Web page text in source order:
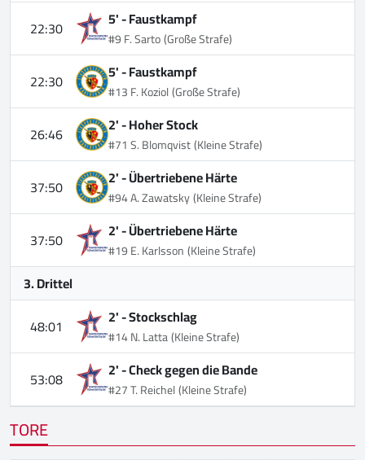
22:30 5' -Faustkampf
#9 F. Sarto(Große Strafe)
22:30 5' -Faustkampf
#13 F. Koziol(Große Strafe)
26:46 2' -Hoher Stock
#71 S. Blomqvist(Kleine Strafe)
37:50 2' -Übertriebene Härte
#94 A. Zawatsky(Kleine Strafe)
37:50 2' -Übertriebene Härte
#19 E. Karlsson(Kleine Strafe)
3. Drittel
48:01
2' -Stockschlag
#14 N. Latta(Kleine Strafe)
53:08 2' -Check gegen die Bande
#27 T. Reichel(Kleine Strafe)
TORE